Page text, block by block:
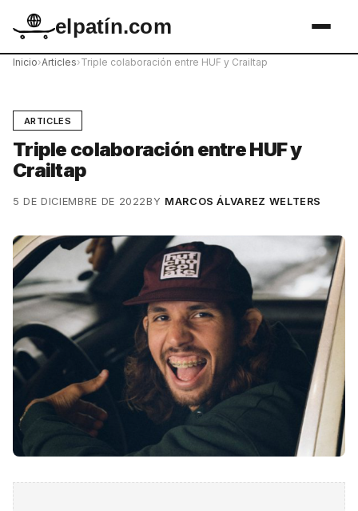
elpatín.com
Inicio›Articles›Triple colaboración entre HUF y Crailtap
ARTICLES
Triple colaboración entre HUF y
Crailtap
5 DE DICIEMBRE DE 2022BY MARCOS ÁLVAREZ WELTERS